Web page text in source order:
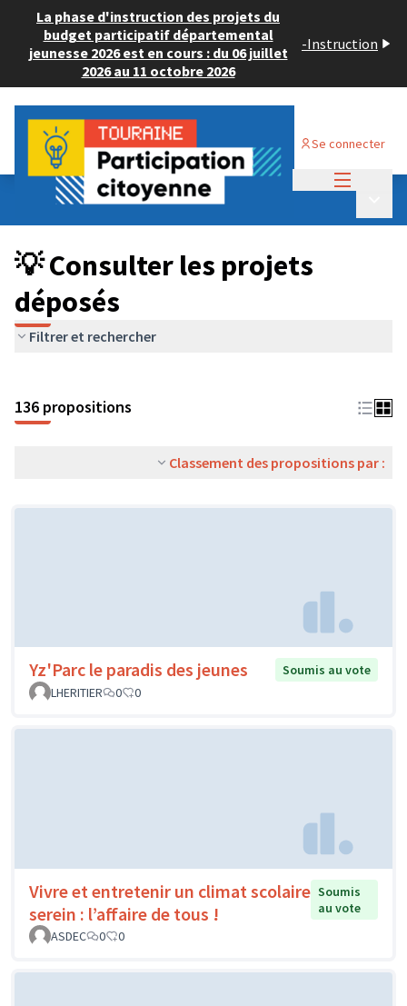
La phase d'instruction des projets du
budget participatif départemental
jeunesse 2026 est en cours : du 06 juillet
2026 au 11 octobre 2026
-Instruction
Se connecter
Budget Participatif JEUNESSE 2024
💡 Consulter les projets déposés
💡 Consulter les projets
déposés
Filtrer et rechercher
136 propositions
Classement des propositions par :
Yz'Parc le paradis des jeunes
Soumis au vote
LHERITIER
0 0
Vivre et entretenir un climat scolaire
serein : l’affaire de tous !
Soumis
au vote
ASDEC
0 0